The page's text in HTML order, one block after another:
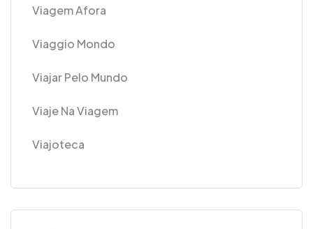
Viagem Afora
Viaggio Mondo
Viajar Pelo Mundo
Viaje Na Viagem
Viajoteca